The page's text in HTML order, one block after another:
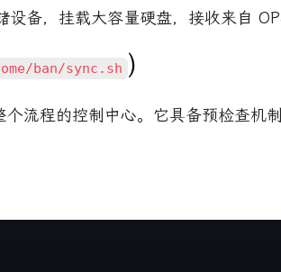
设备，挂载大容量硬盘，接收来自
ban/sync.sh )
个流程的控制中心。它具备预检查机